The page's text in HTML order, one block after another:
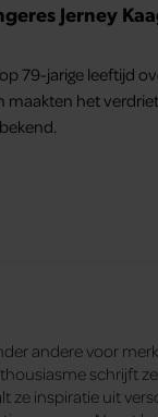
Jerney
79-jarige leeftijd
maakten het
andere voor
schrijft
ze inspiratie uit